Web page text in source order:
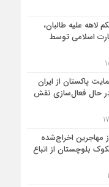
علیه طالبان،
اسلامی توسط
پاکستان از ایران
در حال فعال‌سازی نقش
مهاجرین اخراج‌شده
بلوچستان از اتباع